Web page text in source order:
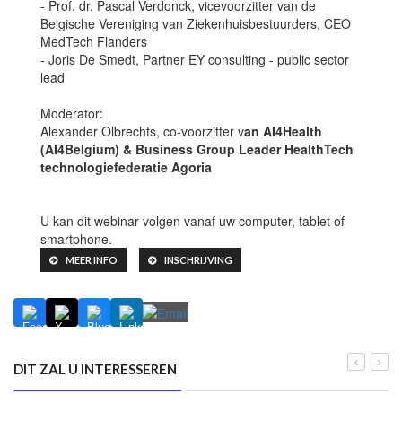
- Prof. dr. Pascal Verdonck, vicevoorzitter van de
Belgische Vereniging van Ziekenhuisbestuurders, CEO
MedTech Flanders
- Joris De Smedt, Partner EY consulting - public sector
lead
Moderator:
Alexander Olbrechts, co-voorzitter van AI4Health
(AI4Belgium) & Business Group Leader HealthTech
technologiefederatie Agoria
U kan dit webinar volgen vanaf uw computer, tablet of
smartphone.
MEER INFO INSCHRIJVING
DIT ZAL U INTERESSEREN